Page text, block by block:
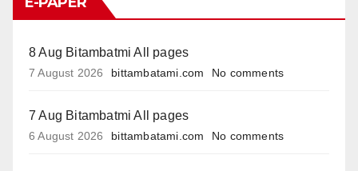
8 Aug Bitambatmi All pages
7 August 2026 bittambatami.com No comments
7 Aug Bitambatmi All pages
6 August 2026 bittambatami.com No comments